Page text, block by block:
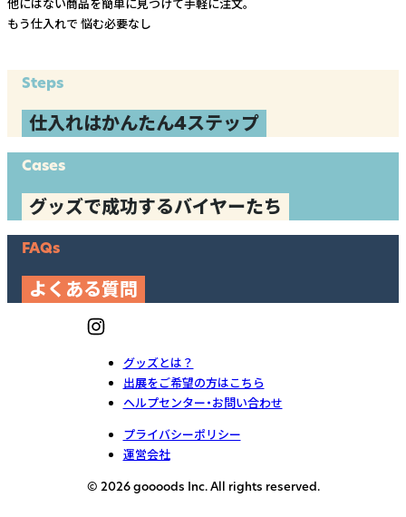
他にはない商品を簡単に見つけて手軽に注文。
もう仕入れで 悩む必要なし
Steps
仕入れはかんたん4ステップ
Cases
グッズで成功するバイヤーたち
FAQs
よくある質問
グッズとは？
出展をご希望の方はこちら
ヘルプセンター・お問い合わせ
プライバシーポリシー
運営会社
© 2026 goooods Inc. All rights reserved.